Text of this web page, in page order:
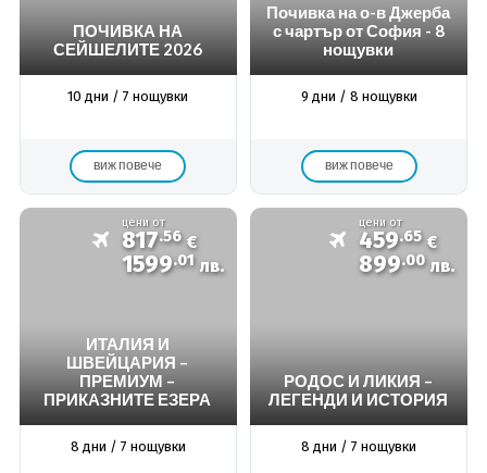
ПОЧИВКА НА
СЕЙШЕЛИТЕ 2026
10 дни / 7 нощувки
виж повече
Почивка на о-в Джерба
с чартър от София - 8
нощувки
9 дни / 8 нощувки
виж повече
цени от
817.56 €
1599.01 лв.
ИТАЛИЯ И
ШВЕЙЦАРИЯ –
ПРЕМИУМ –
ПРИКАЗНИТЕ ЕЗЕРА
8 дни / 7 нощувки
цени от
459.65 €
899.00 лв.
РОДОС И ЛИКИЯ –
ЛЕГЕНДИ И ИСТОРИЯ
8 дни / 7 нощувки